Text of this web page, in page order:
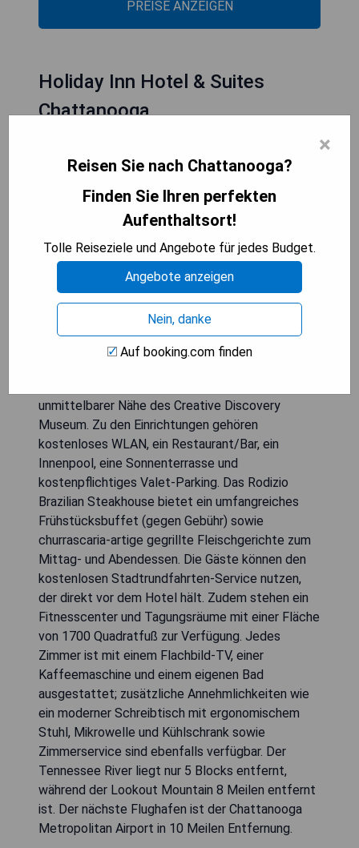
PREISE ANZEIGEN
Holiday Inn Hotel & Suites
Chattanooga
Das Holiday Inn Hotel & Suites Chattanooga
unmittelbarer Nähe des Creative Discovery
Museum. Zu den Einrichtungen gehören
kostenloses WLAN, ein Restaurant/Bar, ein
Innenpool, eine Sonnenterrasse und
kostenpflichtiges Valet-Parking. Das Rodizio
Brazilian Steakhouse bietet ein umfangreiches
Frühstücksbuffet (gegen Gebühr) sowie
churrascaria-artige gegrillte Fleischgerichte zum
Mittag- und Abendessen. Die Gäste können den
kostenlosen Stadtrundfahrten-Service nutzen,
der direkt vor dem Hotel hält. Zudem stehen ein
Fitnesscenter und Tagungsräume mit einer Fläche
von 1700 Quadratfuß zur Verfügung. Jedes
Zimmer ist mit einem Flachbild-TV, einer
Kaffeemaschine und einem eigenen Bad
ausgestattet; zusätzliche Annehmlichkeiten wie
ein moderner Schreibtisch mit ergonomischem
Stuhl, Mikrowelle und Kühlschrank sowie
Zimmerservice sind ebenfalls verfügbar. Der
Tennessee River liegt nur 5 Blocks entfernt,
während der Lookout Mountain 8 Meilen entfernt
ist. Der nächste Flughafen ist der Chattanooga
Metropolitan Airport in 10 Meilen Entfernung.
×
Reisen Sie nach Chattanooga?
Finden Sie Ihren perfekten
Aufenthaltsort!
Tolle Reiseziele und Angebote für jedes Budget.
Angebote anzeigen
Nein, danke
Auf booking.com finden